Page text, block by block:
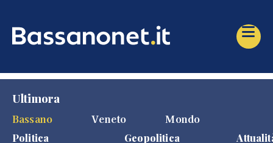
Ultimora
Bassano
Veneto Mondo
Politica Geopolitica